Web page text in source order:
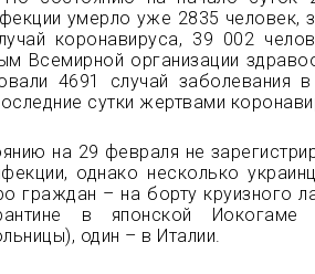
умерло уже 2835 человек,
коронавируса, 39 002
Всемирной организации
4691 случай заболевания
сутки жертвами
на 29 февраля не
однако несколько
граждан – на борту круизного
в японской Иокогаме
один – в Италии.